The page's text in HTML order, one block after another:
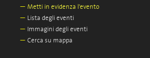
— Metti in evidenza l'evento
— Lista degli eventi
— Immagini degli eventi
— Cerca su mappa